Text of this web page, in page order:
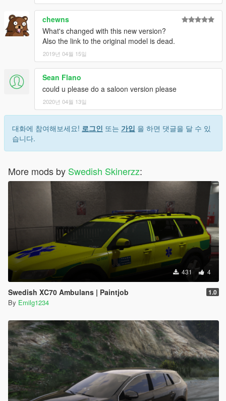
chewns
What's changed with this new version?
Also the link to the original model is dead.
2019년 04월 15일
Sean Flano
could u please do a saloon version please
2020년 04월 13일
대화에 참여해보세요! 로그인 또는 가입 을 하면 댓글을 달 수 있
습니다.
More mods by Swedish Skinerzz:
431 4
Swedish XC70 Ambulans | Paintjob 1.0
By Emilg1234